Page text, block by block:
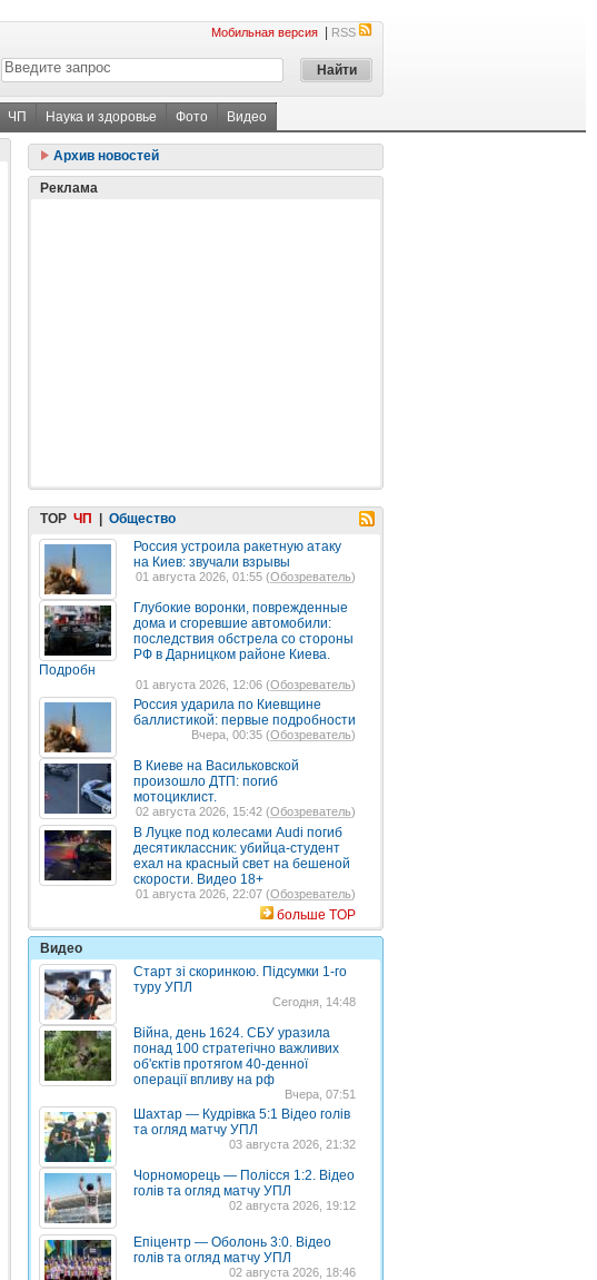
Мобильная версия RSS
ЧП Наука и здоровье Фото Видео
Архив новостей
Реклама
TOP ЧП
Общество
Россия устроила ракетную атаку
на Киев: звучали взрывы
01 августа 2026, 01:55 (Обозреватель)
Глубокие воронки, поврежденные
дома и сгоревшие автомобили:
последствия обстрела со стороны
РФ в Дарницком районе Киева.
Подробн
01 августа 2026, 12:06 (Обозреватель)
Россия ударила по Киевщине
баллистикой: первые подробности
Вчера, 00:35 (Обозреватель)
В Киеве на Васильковской
произошло ДТП: погиб
мотоциклист.
02 августа 2026, 15:42 (Обозреватель)
В Луцке под колесами Audi погиб
десятиклассник: убийца-студент
ехал на красный свет на бешеной
скорости. Видео 18+
01 августа 2026, 22:07 (Обозреватель)
больше TOP
Видео
Старт зі скоринкою. Підсумки 1-го
туру УПЛ
Сегодня, 14:48
Війна, день 1624. СБУ уразила
понад 100 стратегічно важливих
об'єктів протягом 40-денної
операції впливу на рф
Вчера, 07:51
Шахтар — Кудрівка 5:1 Відео голів
та огляд матчу УПЛ
03 августа 2026, 21:32
Чорноморець — Полісся 1:2. Відео
голів та огляд матчу УПЛ
02 августа 2026, 19:12
Епіцентр — Оболонь 3:0. Відео
голів та огляд матчу УПЛ
02 августа 2026, 18:46